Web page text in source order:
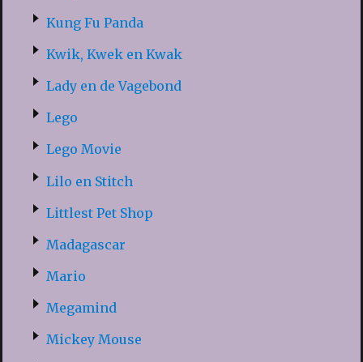
Kung Fu Panda
Kwik, Kwek en Kwak
Lady en de Vagebond
Lego
Lego Movie
Lilo en Stitch
Littlest Pet Shop
Madagascar
Mario
Megamind
Mickey Mouse